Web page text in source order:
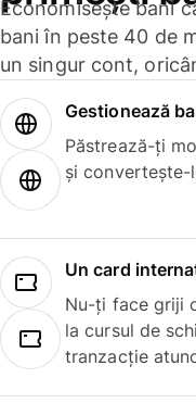
Economisește bani
bani în peste 40 de
un singur cont,
Gestionează
Păstrează-ți
și convertește-
Un card
Nu-ți face griji
la cursul de
tranzacție